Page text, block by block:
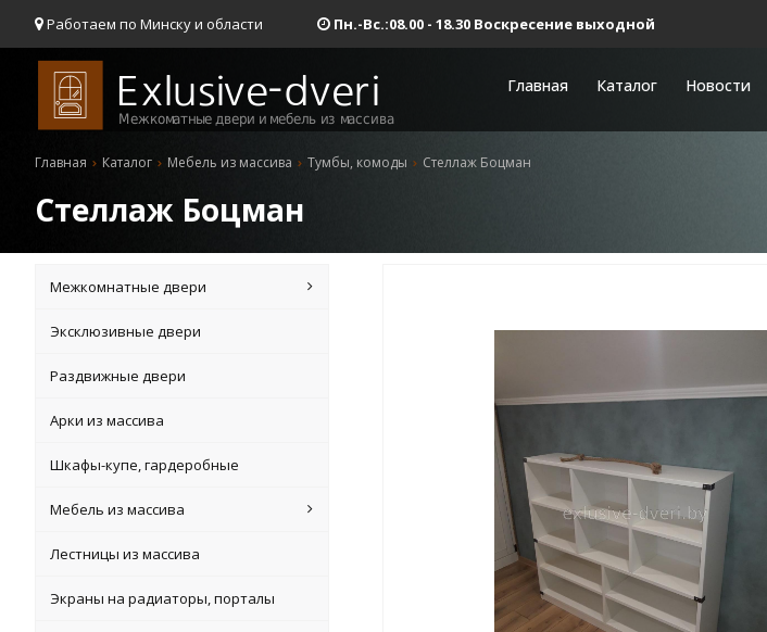
Работаем по Минску и области Пн.-Вс.:08.00 - 18.30 Воскресение выходной
Главная Каталог Новости
Главная Каталог Мебель из массива Тумбы, комоды Стеллаж Боцман
Стеллаж Боцман
Межкомнатные двери
Эксклюзивные двери
Раздвижные двери
Арки из массива
Шкафы-купе, гардеробные
Мебель из массива
Лестницы из массива
Экраны на радиаторы, порталы